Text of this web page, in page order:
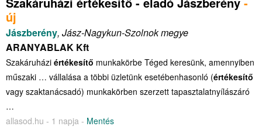
új
Jászberény, Jász-Nagykun-Szolnok megye
ARANYABLAK Kft
Szakáruházi értékesítő munkakörbe Téged keresünk, amennyiben
műszaki … vállalása a többi üzletünk esetébenhasonló (értékesítő
vagy szaktanácsadó) munkakörben szerzett tapasztalatnyílászáró
…
allasod.hu - 1 napja - Mentés